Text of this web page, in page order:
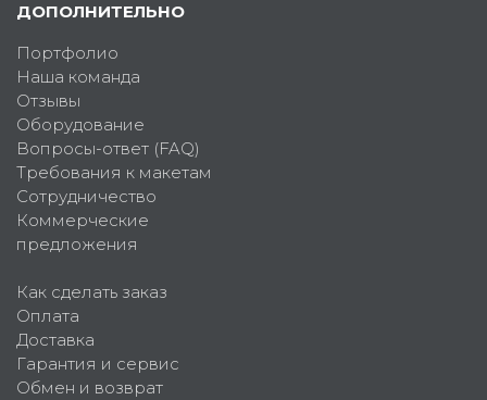
ДОПОЛНИТЕЛЬНО
Портфолио
Наша команда
Отзывы
Оборудование
Вопросы-ответ (FAQ)
Требования к макетам
Сотрудничество
Коммерческие
предложения
Как сделать заказ
Оплата
Доставка
Гарантия и сервис
Обмен и возврат